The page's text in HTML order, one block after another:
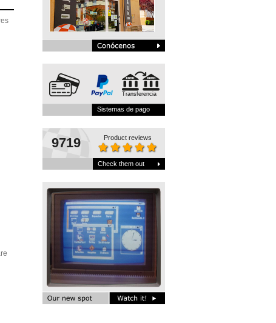
Transferencia
Sistemas de pago
9719 Product reviews
Check them out